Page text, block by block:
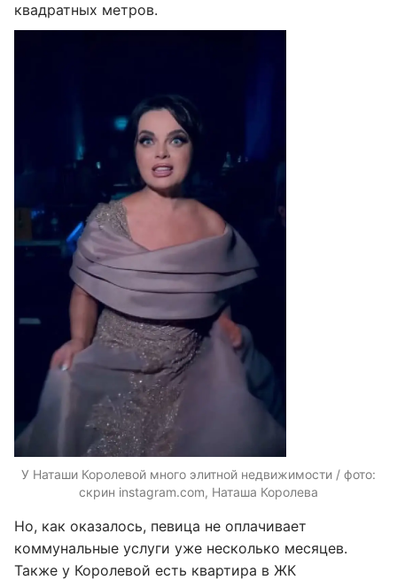
квадратных метров.
У Наташи Королевой много элитной недвижимости / фото:
скрин instagram.com, Наташа Королева
Но, как оказалось, певица не оплачивает
коммунальные услуги уже несколько месяцев.
Также у Королевой есть квартира в ЖК